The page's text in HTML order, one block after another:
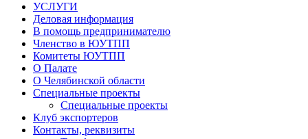
УСЛУГИ
Деловая информация
В помощь предпринимателю
Членство в ЮУТПП
Комитеты ЮУТПП
О Палате
О Челябинской области
Специальные проекты
Специальные проекты
Клуб экспортеров
Контакты, реквизиты